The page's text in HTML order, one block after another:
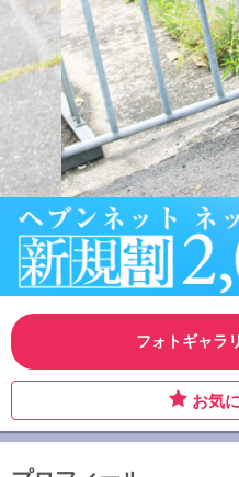
フォトギャラ
お気